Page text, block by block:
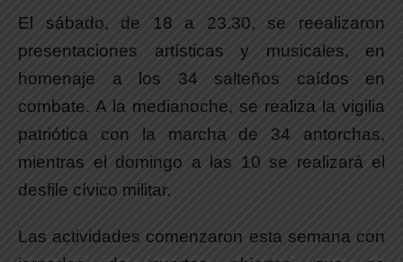
El sábado, de 18 a 23.30, se reealizaron
presentaciones artísticas y musicales, en
homenaje a los 34 salteños caídos en
combate. A la medianoche, se realiza la vigilia
patriótica con la marcha de 34 antorchas,
mientras el domingo a las 10 se realizará el
desfile cívico militar.
Las actividades comenzaron esta semana con